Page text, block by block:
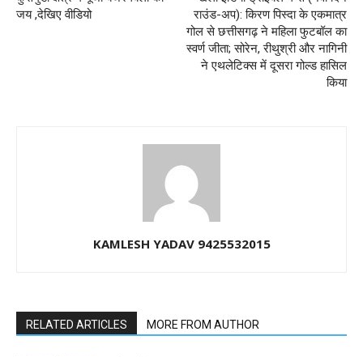
जय ,देखिए वीडियो
राउंड-अप): किरण पिस्दा के एकमात्र
गोल से छत्तीसगढ़ ने महिला फुटबॉल का
स्वर्ण जीता; सोरेन, रीथुश्री और नागिनी
ने एथलेटिक्स में दूसरा गोल्ड हासिल
किया
KAMLESH YADAV 9425532015
RELATED ARTICLES MORE FROM AUTHOR